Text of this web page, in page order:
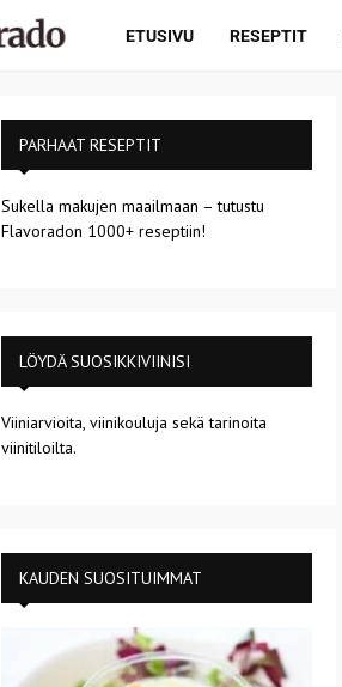
ETUSIVU RESEPTIT
PARHAAT RESEPTIT
Sukella makujen maailmaan – tutustu
Flavoradon 1000+ reseptiin!
LÖYDÄ SUOSIKKIVIINISI
Viiniarvioita, viinikouluja sekä tarinoita
viinitiloilta.
KAUDEN SUOSITUIMMAT